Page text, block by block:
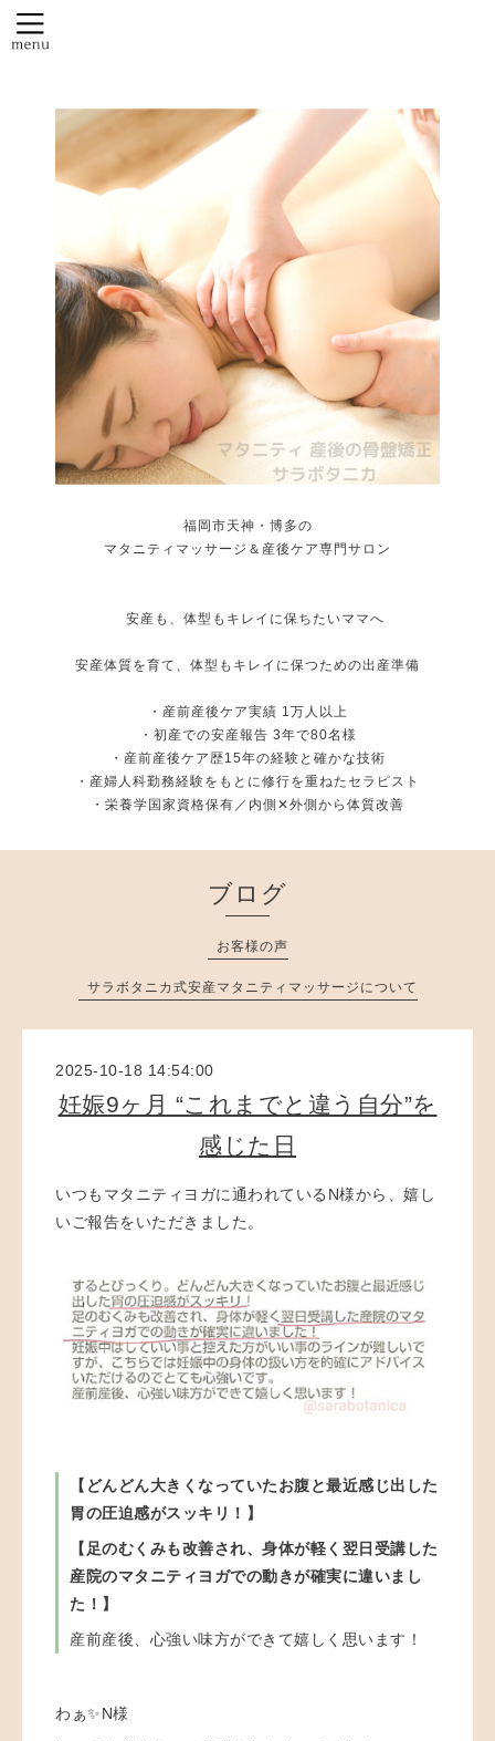
福岡市天神・博多の
マタニティマッサージ＆産後ケア専門サロン
安産も、体型もキレイに保ちたいママへ
安産体質を育て、体型もキレイに保つための出産準備
・産前産後ケア実績 1万人以上
・初産での安産報告 3年で80名様
・産前産後ケア歴15年の経験と確かな技術
・産婦人科勤務経験をもとに修行を重ねたセラピスト
・栄養学国家資格保有／内側✕外側から体質改善
ブログ
お客様の声
サラボタニカ式安産マタニティマッサージについて
2025-10-18 14:54:00
妊娠9ヶ月 “これまでと違う自分”を
感じた日
いつもマタニティヨガに通われているN様から、嬉し
いご報告をいただきました。
【どんどん大きくなっていたお腹と最近感じ出した
胃の圧迫感がスッキリ！】
【足のむくみも改善され、身体が軽く翌日受講した
産院のマタニティヨガでの動きが確実に違いまし
た！】
産前産後、心強い味方ができて嬉しく思います！
わぁ✨N様